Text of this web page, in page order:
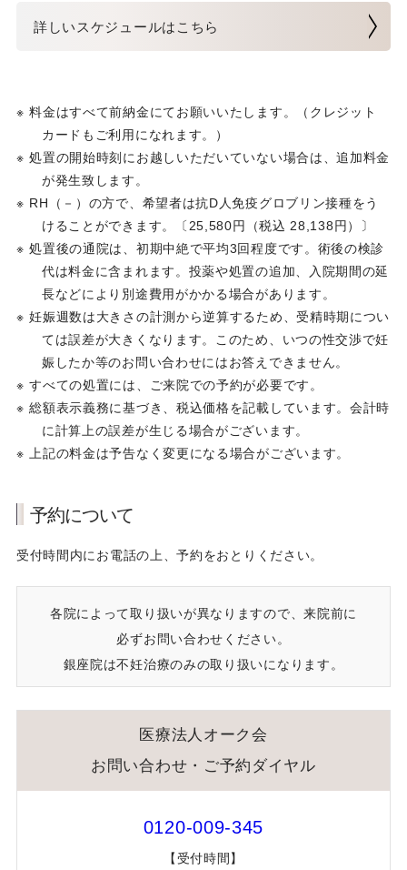
詳しいスケジュールはこちら
料金はすべて前納金にてお願いいたします。（クレジット
カードもご利用になれます。）
処置の開始時刻にお越しいただいていない場合は、追加料金
が発生致します。
RH（－）の方で、希望者は抗D人免疫グロブリン接種をう
けることができます。〔25,580円（税込 28,138円）〕
処置後の通院は、初期中絶で平均3回程度です。術後の検診
代は料金に含まれます。投薬や処置の追加、入院期間の延
長などにより別途費用がかかる場合があります。
妊娠週数は大きさの計測から逆算するため、受精時期につい
ては誤差が大きくなります。このため、いつの性交渉で妊
娠したか等のお問い合わせにはお答えできません。
すべての処置には、ご来院での予約が必要です。
総額表示義務に基づき、税込価格を記載しています。会計時
に計算上の誤差が生じる場合がございます。
上記の料金は予告なく変更になる場合がございます。
予約について
受付時間内にお電話の上、予約をおとりください。
各院によって取り扱いが異なりますので、来院前に
必ずお問い合わせください。
銀座院は不妊治療のみの取り扱いになります。
医療法人オーク会
お問い合わせ・ご予約ダイヤル
0120-009-345
【受付時間】